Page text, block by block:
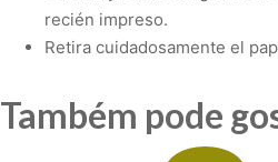
recién impreso.
Retira cuidadosamente el
Também pode